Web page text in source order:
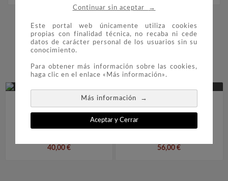
Continuar sin aceptar →
Este portal web únicamente utiliza cookies
propias con finalidad técnica, no recaba ni cede
datos de carácter personal de los usuarios sin su
conocimiento.
Para obtener más información sobre las cookies,
haga clic en el enlace «Más información».
Más información →
Aceptar y Cerrar
16 PRODUCTOS EN LA MISMA
CATEGORÍA:
 
Reconstrucción Las
Planchas De Las Tarjetas
40,00 €
Marcas Postales De Los
Ejércitos Franceses En
56,00 €